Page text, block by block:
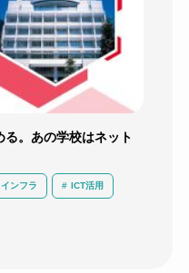
る。あの学校はネット
ンフラ ICT活用